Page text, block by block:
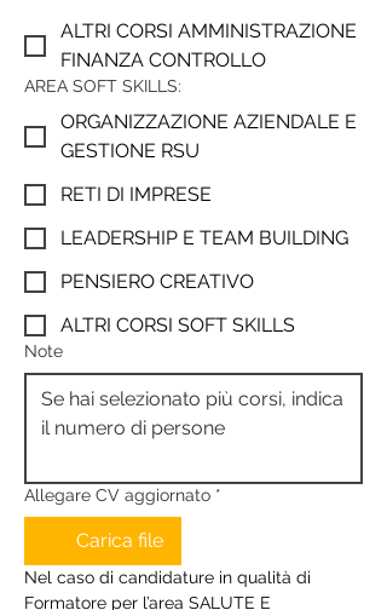
ALTRI CORSI AMMINISTRAZIONE
FINANZA CONTROLLO
AREA SOFT SKILLS:
ORGANIZZAZIONE AZIENDALE E
GESTIONE RSU
RETI DI IMPRESE
LEADERSHIP E TEAM BUILDING
PENSIERO CREATIVO
ALTRI CORSI SOFT SKILLS
Note
Allegare CV aggiornato *
Carica file
Nel caso di candidature in qualità di
Formatore per l’area SALUTE E